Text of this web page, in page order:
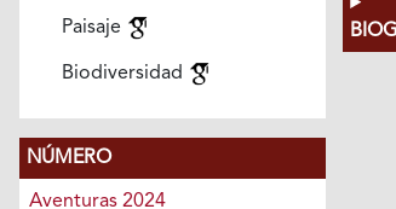
Paisaje
Biodiversidad
NÚMERO
Aventuras 2024